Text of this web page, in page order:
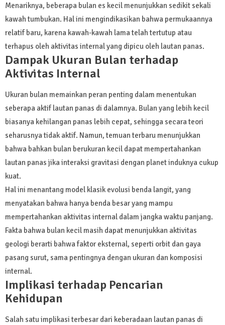
Menariknya, beberapa bulan es kecil menunjukkan sedikit sekali
kawah tumbukan. Hal ini mengindikasikan bahwa permukaannya
relatif baru, karena kawah-kawah lama telah tertutup atau
terhapus oleh aktivitas internal yang dipicu oleh lautan panas.
Dampak Ukuran Bulan terhadap
Aktivitas Internal
Ukuran bulan memainkan peran penting dalam menentukan
seberapa aktif lautan panas di dalamnya. Bulan yang lebih kecil
biasanya kehilangan panas lebih cepat, sehingga secara teori
seharusnya tidak aktif. Namun, temuan terbaru menunjukkan
bahwa bahkan bulan berukuran kecil dapat mempertahankan
lautan panas jika interaksi gravitasi dengan planet induknya cukup
kuat.
Hal ini menantang model klasik evolusi benda langit, yang
menyatakan bahwa hanya benda besar yang mampu
mempertahankan aktivitas internal dalam jangka waktu panjang.
Fakta bahwa bulan kecil masih dapat menunjukkan aktivitas
geologi berarti bahwa faktor eksternal, seperti orbit dan gaya
pasang surut, sama pentingnya dengan ukuran dan komposisi
internal.
Implikasi terhadap Pencarian
Kehidupan
Salah satu implikasi terbesar dari keberadaan lautan panas di